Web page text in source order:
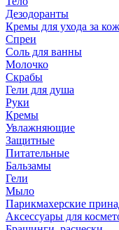
Дезодоранты
Кремы для ухода за
Спреи
Соль для ванны
Молочко
Скрабы
Гели для душа
Руки
Кремы
Увлажняющие
Защитные
Питательные
Бальзамы
Гели
Мыло
Парикмахерские
Аксессуары для